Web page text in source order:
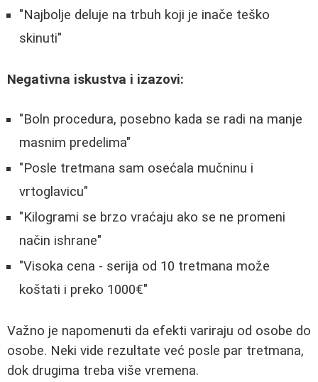
"Najbolje deluje na trbuh koji je inače teško
skinuti"
Negativna iskustva i izazovi:
"Boln procedura, posebno kada se radi na manje
masnim predelima"
"Posle tretmana sam osećala mučninu i
vrtoglavicu"
"Kilogrami se brzo vraćaju ako se ne promeni
način ishrane"
"Visoka cena - serija od 10 tretmana može
koštati i preko 1000€"
Važno je napomenuti da efekti variraju od osobe do
osobe. Neki vide rezultate već posle par tretmana,
dok drugima treba više vremena.